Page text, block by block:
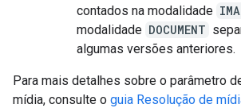
contados na modalidade
modalidade DOCUMENT
algumas versões anteriores.
Para mais detalhes sobre o parâmetro
mídia, consulte o guia Resolução de